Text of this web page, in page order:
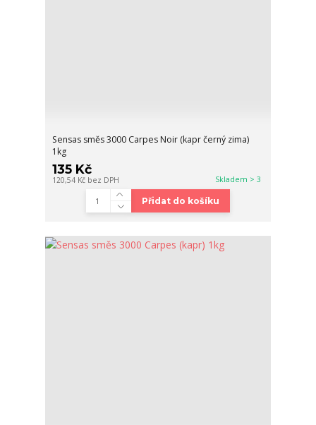
Sensas směs 3000 Carpes Noir (kapr černý zima)
1kg
135 Kč
120,54 Kč bez DPH Skladem > 3
Přidat do košíku